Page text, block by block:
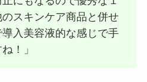
スキンケア商品と併せ
入美容液的な感じで手
！」